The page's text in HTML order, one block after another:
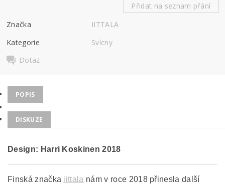
Přidat na seznam přání
Značka
IITTALA
Kategorie
Svícny
Dotaz
POPIS
DISKUZE
Design: Harri Koskinen 2018
Finská značka iittala nám v roce 2018 přinesla další